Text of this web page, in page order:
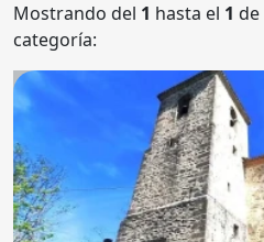
Mostrando del 1 hasta el 1 de
categoría: